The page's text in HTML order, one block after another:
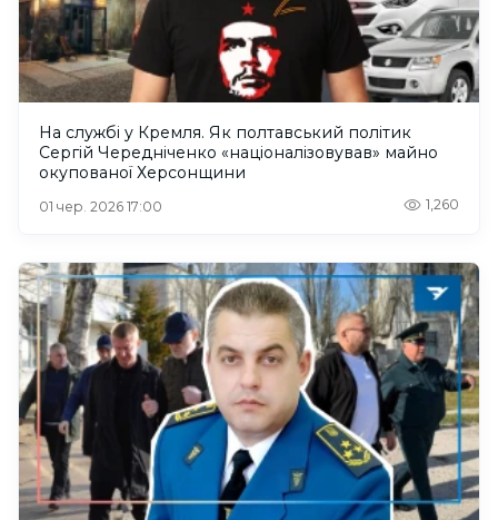
На службі у Кремля. Як полтавський політик
Сергій Чередніченко «націоналізовував» майно
окупованої Херсонщини
01 чер. 2026 17:00 1,260